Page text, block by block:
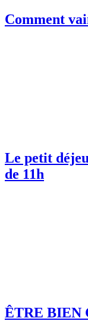
Comment
Le petit
de 11h
ÊTRE BIEN